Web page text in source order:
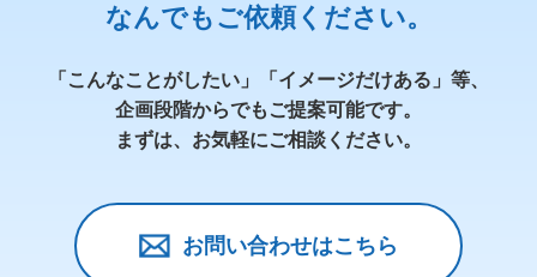
なんでもご依頼ください。
「こんなことがしたい」「イメージだけある」等、
企画段階からでもご提案可能です。
まずは、お気軽にご相談ください。
お問い合わせはこちら